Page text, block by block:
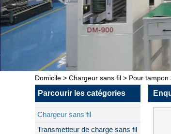
Domicile > Chargeur sans fil > Pour tampon
Parcourir les catégories
Chargeur sans fil
Transmetteur de charge sans fil